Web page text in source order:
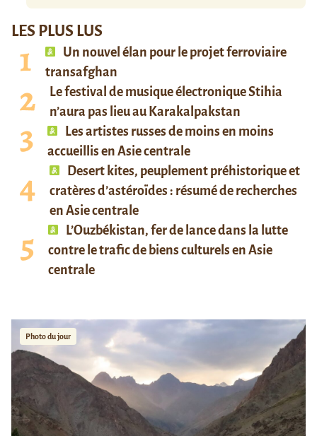
LES PLUS LUS
Un nouvel élan pour le projet ferroviaire
transafghan
Le festival de musique électronique Stihia
n’aura pas lieu au Karakalpakstan
Les artistes russes de moins en moins
accueillis en Asie centrale
Desert kites, peuplement préhistorique et
cratères d’astéroïdes : résumé de recherches
en Asie centrale
L’Ouzbékistan, fer de lance dans la lutte
contre le trafic de biens culturels en Asie
centrale
Photo du jour